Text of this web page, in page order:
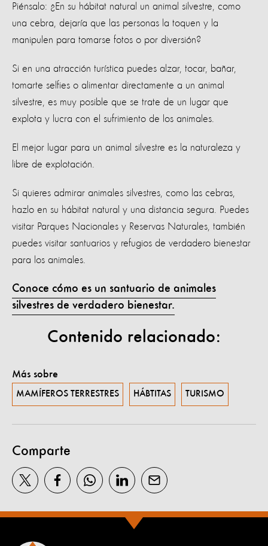
Piénsalo: ¿En su hábitat natural un animal silvestre, como
una cebra, dejaría que las personas la toquen y la
manipulen para tomarse fotos o por diversión?
Si en una atracción turística puedes alzar, tocar, bañar,
tomarte selfies o alimentar directamente a un animal
silvestre, es muy posible que se trate de un lugar que
explota y lucra con el sufrimiento de los animales.
El mejor lugar para un animal silvestre es la naturaleza y
libre de explotación.
Si quieres admirar animales silvestres, como las cebras,
hazlo en su hábitat natural y una distancia segura. Puedes
visitar Parques Nacionales y Reservas Naturales, también
puedes visitar santuarios y refugios de verdadero bienestar
para los animales.
Conoce cómo es un santuario de animales
silvestres de verdadero bienestar.
Contenido relacionado:
Más sobre
MAMÍFEROS TERRESTRES HÁBTITAS TURISMO
Comparte